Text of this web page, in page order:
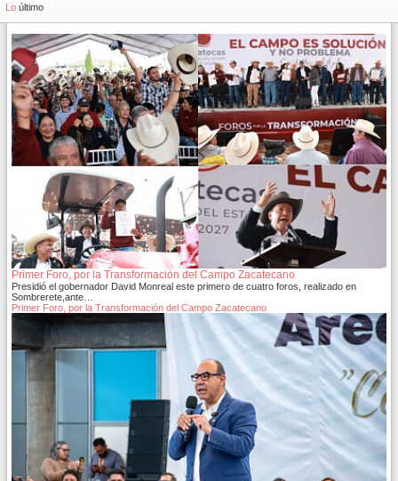
Lo último
Primer Foro, por la Transformación del Campo Zacatecano
Presidió el gobernador David Monreal este primero de cuatro foros, realizado en
Sombrerete,ante…
Primer Foro, por la Transformación del Campo Zacatecano